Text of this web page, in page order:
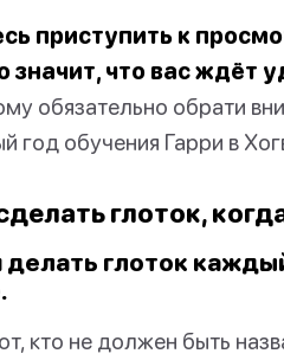
приступить к
значит, что вас ждёт
обязательно обрати
год обучения Гарри в
глоток,
глоток
кто не должен быть